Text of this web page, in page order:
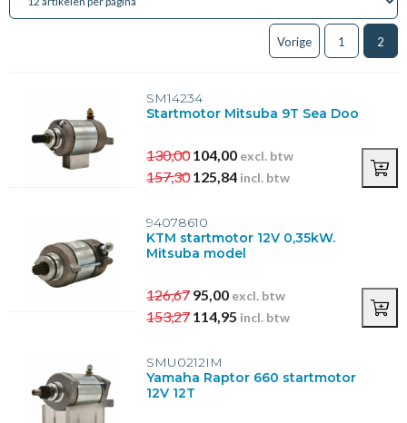
0,4kW(1)
Bevestigingsgaten startmotor
Pasrand (mm)
25,9(1)
(2)
Toon meer
Aantal tanden startmotor
Vorige 1 2
SM14234
Startmotor Mitsuba 9T Sea Doo
130,00104,00 excl. btw
157,30125,84 incl. btw
94078610
KTM startmotor 12V 0,35kW.
Mitsuba model
126,67 95,00 excl. btw
153,27 114,95 incl. btw
SMU0212IM
Yamaha Raptor 660 startmotor
12V 12T